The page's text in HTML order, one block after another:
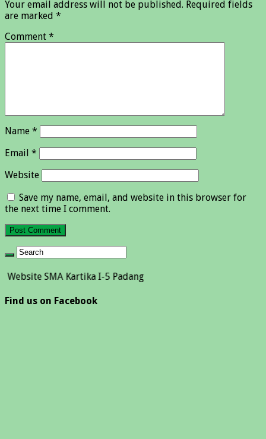
Your email address will not be published. Required fields
are marked *
Comment *
Name *
Email *
Website
Save my name, email, and website in this browser for
the next time I comment.
Kartika I-5 Padang
Find us on Facebook